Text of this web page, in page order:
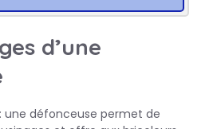
d’une
: une défonceuse permet de